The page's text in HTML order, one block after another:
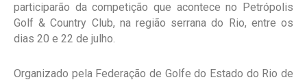
participarão da competição que acontece no Petrópolis
Golf & Country Club, na região serrana do Rio, entre os
dias 20 e 22 de julho.
Organizado pela Federação de Golfe do Estado do Rio de